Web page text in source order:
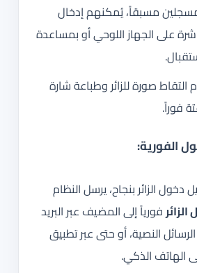
مسبقاً، يُمكنهم إدخال
على الجهاز اللوحي أو بمساعدة
التقاط صورة للزائر وطباعة شارة
فوراً.
الفورية:
دخول الزائر بنجاح، يرسل النظام
فورياً إلى المضيف عبر البريد
الرسائل النصية، أو حتى عبر تطبيق
الذكي.